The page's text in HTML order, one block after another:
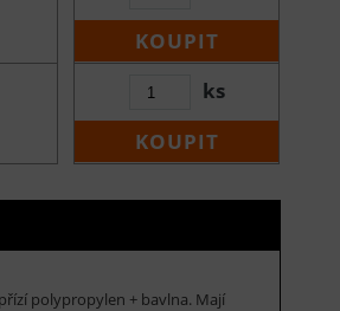
KOUPIT
ks
KOUPIT
polypropylen + bavlna. Mají